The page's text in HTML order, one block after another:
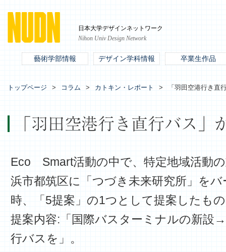
日本大学デザインネットワーク
Nihon Univ Design Network
藝術学部情報 デザイン学科情報 卒業生作品
トップページ コラム カトキン・レポート 「羽田空港行き直
「羽田空港行き直行バス」
Eco Smart活動の中で、特定地域活動
浜市都筑区に「つづき未来研究所」を
時、「5提案」の1つとして提案したも
提案内容:「国際バスターミナルの新設
行バスを」。